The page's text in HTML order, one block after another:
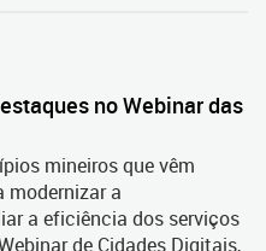
no Webinar das
mineiros que vêm
modernizar a
a eficiência dos serviços
de Cidades Digitais,